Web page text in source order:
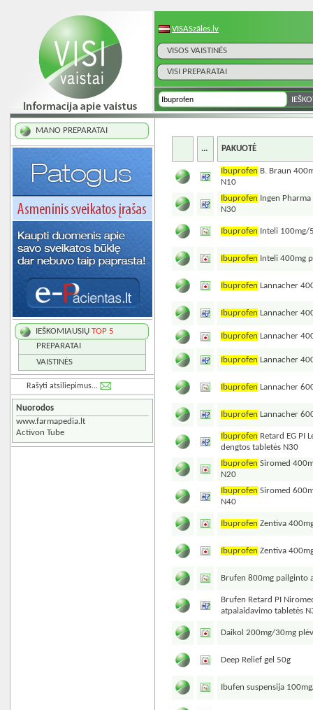
VISASzāles.lv
VISOS VAISTINĖS
VISI PREPARATAI
MANO PREPARATAI
IEŠKOMIAUSIŲ TOP 5
PREPARATAI
VAISTINĖS
Rašyti atsiliepimus...
Nuorodos
www.farmapedia.lt
Activon Tube
... PAKUOTĖ
Ibuprofen B. Braun
N10
Ibuprofen Ingen
N30
Ibuprofen Inteli 100mg/
Ibuprofen Inteli 400mg
Ibuprofen Lannacher
Ibuprofen Lannacher
Ibuprofen Lannacher
Ibuprofen Lannacher
Ibuprofen Lannacher
Ibuprofen Lannacher
Ibuprofen Retard EG PI
dengtos tabletės N30
Ibuprofen Siromed
N20
Ibuprofen Siromed
N40
Ibuprofen Zentiva
Ibuprofen Zentiva
Brufen 800mg pailginto
Brufen Retard PI
atpalaidavimo tabletės
Daikol 200mg/30mg
Deep Relief gel 50g
Ibufen suspensija